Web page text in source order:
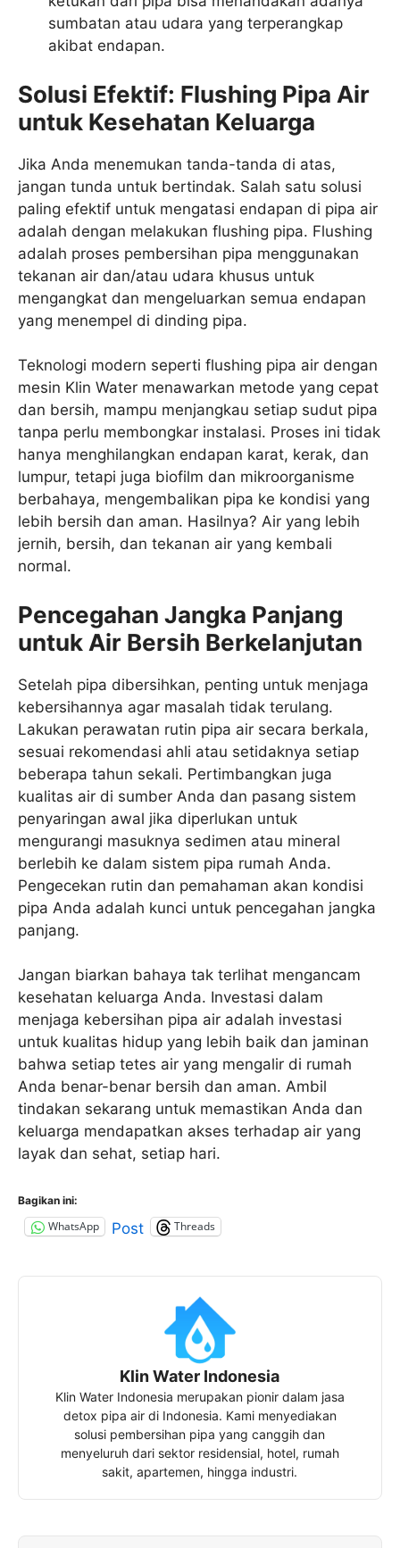
sumbatan atau udara yang terperangkap
akibat endapan.
Solusi Efektif: Flushing Pipa Air
untuk Kesehatan Keluarga
Jika Anda menemukan tanda-tanda di atas,
jangan tunda untuk bertindak. Salah satu solusi
paling efektif untuk mengatasi endapan di pipa air
adalah dengan melakukan flushing pipa. Flushing
adalah proses pembersihan pipa menggunakan
tekanan air dan/atau udara khusus untuk
mengangkat dan mengeluarkan semua endapan
yang menempel di dinding pipa.
Teknologi modern seperti flushing pipa air dengan
mesin Klin Water menawarkan metode yang cepat
dan bersih, mampu menjangkau setiap sudut pipa
tanpa perlu membongkar instalasi. Proses ini tidak
hanya menghilangkan endapan karat, kerak, dan
lumpur, tetapi juga biofilm dan mikroorganisme
berbahaya, mengembalikan pipa ke kondisi yang
lebih bersih dan aman. Hasilnya? Air yang lebih
jernih, bersih, dan tekanan air yang kembali
normal.
Pencegahan Jangka Panjang
untuk Air Bersih Berkelanjutan
Setelah pipa dibersihkan, penting untuk menjaga
kebersihannya agar masalah tidak terulang.
Lakukan perawatan rutin pipa air secara berkala,
sesuai rekomendasi ahli atau setidaknya setiap
beberapa tahun sekali. Pertimbangkan juga
kualitas air di sumber Anda dan pasang sistem
penyaringan awal jika diperlukan untuk
mengurangi masuknya sedimen atau mineral
berlebih ke dalam sistem pipa rumah Anda.
Pengecekan rutin dan pemahaman akan kondisi
pipa Anda adalah kunci untuk pencegahan jangka
panjang.
Jangan biarkan bahaya tak terlihat mengancam
kesehatan keluarga Anda. Investasi dalam
menjaga kebersihan pipa air adalah investasi
untuk kualitas hidup yang lebih baik dan jaminan
bahwa setiap tetes air yang mengalir di rumah
Anda benar-benar bersih dan aman. Ambil
tindakan sekarang untuk memastikan Anda dan
keluarga mendapatkan akses terhadap air yang
layak dan sehat, setiap hari.
Bagikan ini:
WhatsApp Post Threads
Klin Water Indonesia
Klin Water Indonesia merupakan pionir dalam jasa
detox pipa air di Indonesia. Kami menyediakan
solusi pembersihan pipa yang canggih dan
menyeluruh dari sektor residensial, hotel, rumah
sakit, apartemen, hingga industri.